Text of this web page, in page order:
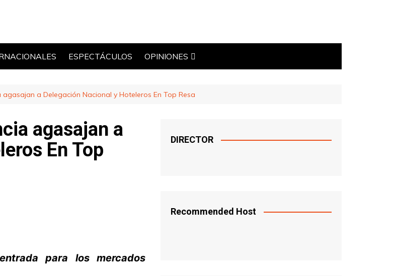
ESPECTÁCULOS OPINIONES
a Delegación Nacional y Hoteleros En Top Resa
agasajan a
En Top
para los mercados
DIRECTOR
Recommended Host